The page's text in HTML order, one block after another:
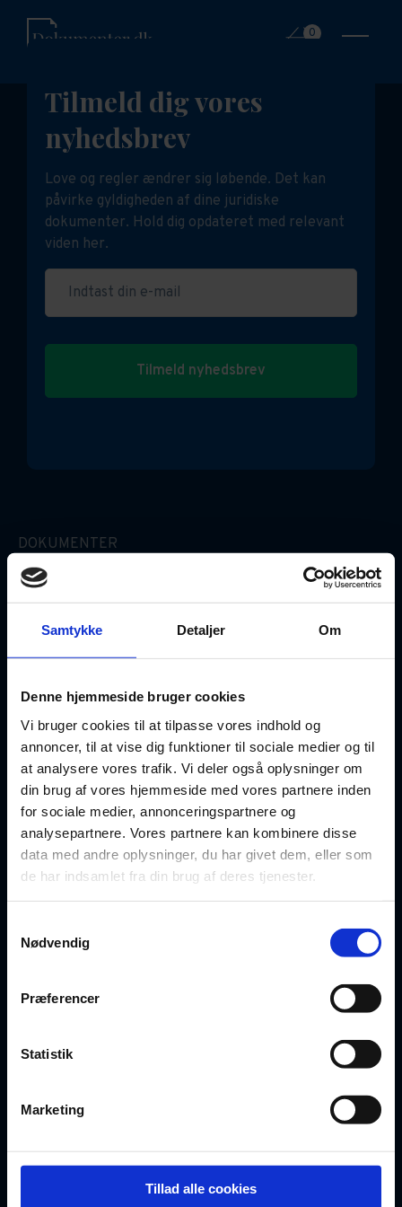
Samtykke Detaljer Om
Denne hjemmeside bruger cookies
Vi bruger cookies til at tilpasse vores indhold og
annoncer, til at vise dig funktioner til sociale medier og til
at analysere vores trafik. Vi deler også oplysninger om
din brug af vores hjemmeside med vores partnere inden
for sociale medier, annonceringspartnere og
analysepartnere. Vores partnere kan kombinere disse
data med andre oplysninger, du har givet dem, eller som
de har indsamlet fra din brug af deres tjenester.
Nødvendig
Præferencer
Statistik
Marketing
Tillad alle cookies
0
Tilmeld dig vores
nyhedsbrev
Love og regler ændrer sig løbende. Det kan
påvirke gyldigheden af dine juridiske
dokumenter. Hold dig opdateret med relevant
viden her.
Indtast din e-mail
Tilmeld nyhedsbrev
DOKUMENTER
Erhvervslejekontrakt (Simpel)
Gældsbrev
Fuldmagter
GOD VIDEN
Oversigt over dokumenter
For privatrådgivere
Opret gratis profil
Vælg abonnement